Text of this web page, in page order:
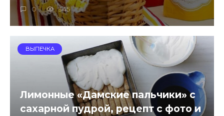
0 345
ВЫПЕЧКА
Лимонные «Дамские пальчики» с
сахарной пудрой, рецепт с фото и